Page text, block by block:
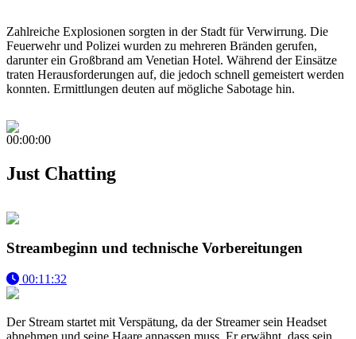
Zahlreiche Explosionen sorgten in der Stadt für Verwirrung. Die
Feuerwehr und Polizei wurden zu mehreren Bränden gerufen,
darunter ein Großbrand am Venetian Hotel. Während der Einsätze
traten Herausforderungen auf, die jedoch schnell gemeistert werden
konnten. Ermittlungen deuten auf mögliche Sabotage hin.
00:00:00
Just Chatting
Streambeginn und technische Vorbereitungen
00:11:32
Der Stream startet mit Verspätung, da der Streamer sein Headset
abnehmen und seine Haare anpassen muss. Er erwähnt, dass sein